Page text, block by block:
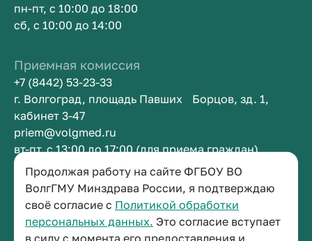
Продолжая работу на сайте ФГБОУ ВО
ВолгГМУ Минздрава России, я подтверждаю
своё согласие с Политикой обработки
персональных данных. Это согласие вступает
в силу с момента его предоставления и
пн-пт, с 10:00 до 18:00
сб, с 10:00 до 14:00
Приемная комиссия
+7 (8442) 53-23-33
г. Волгоград, площадь Павших Борцов, зд. 1,
кабинет 3-47
priem@volgmed.ru
вт-пт, с 13:00 до 17:00 (для приема граждан)
Приемная ректора
+7 (8442) 38-50-05
г. Волгоград, площадь Павших Борцов, зд. 1,